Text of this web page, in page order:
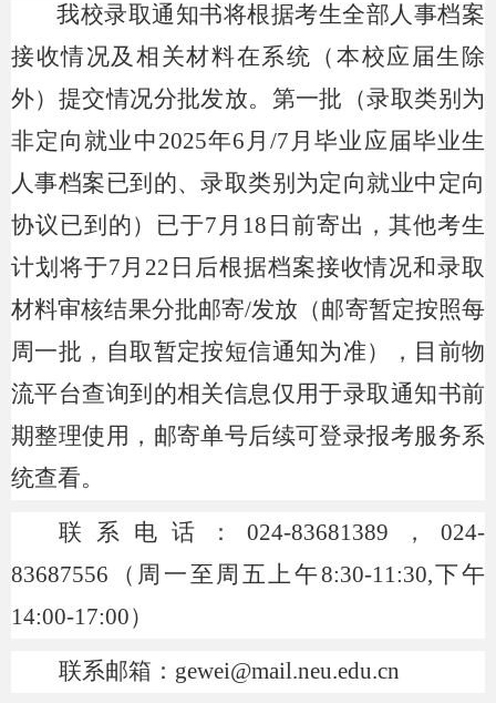
我校录取通知书将根据考生全部人事档案
接收情况及相关材料在系统（本校应届生除
外）提交情况分批发放。第一批（录取类别为
非定向就业中2025年6月/7月毕业应届毕业生
人事档案已到的、录取类别为定向就业中定向
协议已到的）已于7月18日前寄出 ，其他考生
计划将于7月22日后根据档案接收情况和录取
材料审核结果分批邮寄/发放（邮寄暂定按照每
周一批，自取暂定按短信通知为准），目前物
流平台查询到的相关信息仅用于录取通知书前
期整理使用， 邮寄单号后续可登录报考服务系
统查看。
联系电话： 024-83681389，024-
83687556（周一至周五上午8:30-11:30,下午
14:00-17:00）
联系邮箱： gewei@mail.neu.edu.cn